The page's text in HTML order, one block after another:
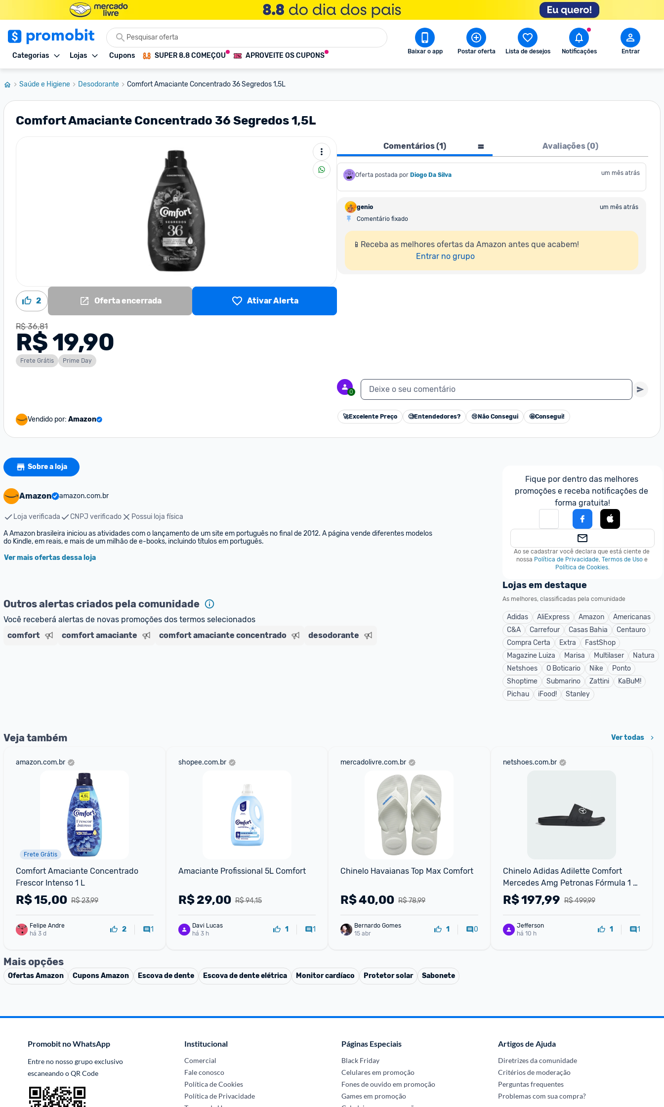
Categorias Lojas Cupons SUPER 8.8 COMEÇOU APROVEITE OS CUPONS Baixar o app Postar oferta Lista de desejos Notificações Entrar
Saúde e Higiene Desodorante Comfort Amaciante Concentrado 36 Segredos 1,5L
Comfort Amaciante Concentrado 36 Segredos 1,5L
2 Oferta encerrada Ativar Alerta
R$ 36,81
R$ 19,90
Frete Grátis Prime Day
Vendido por: Amazon
Comentários (1) Avaliações (0)
Oferta postada por Diogo Da Silva um mês atrás
genio
um mês atrás
Comentário fixado
📱Receba as melhores ofertas da Amazon antes que acabem!
Entrar no grupo
0 Deixe o seu comentário
🚀Excelente Preço 🧐Entendedores? 😢 Não Consegui 🤩Consegui!
Sobre a loja
Amazon amazon.com.br
Loja verificada CNPJ verificado
Possui loja física
A Amazon brasileira iniciou as atividades com o lançamento de um site em português no final de 2012. A página vende diferentes modelos
do Kindle, em reais, e mais de um milhão de e-books, incluindo títulos em português.
Ver mais ofertas dessa loja
Outros alertas criados pela comunidade
Você receberá alertas de novas promoções dos termos selecionados
comfort
comfort amaciante comfort amaciante concentrado desodorante
Fique por dentro das melhores
promoções e receba notificações de
forma gratuita!
Ao se cadastrar você declara que está ciente de
nossa Política de Privacidade, Termos de Uso e
Política de Cookies.
Lojas em destaque
As melhores, classificadas pela comunidade
Adidas AliExpress Amazon
Americanas
C&A
Carrefour Casas Bahia
Centauro
Compra Certa
Extra
FastShop
Magazine Luiza
Marisa Multilaser
Natura
Netshoes
O Boticario Nike
Ponto
Shoptime
Submarino Zattini
KaBuM!
Pichau
iFood! Stanley
Veja também Ver todas
amazon.com.br
Frete Grátis
Comfort Amaciante Concentrado
Frescor Intenso 1 L
R$ 23,99
R$15,00
Felipe Andre
há 3 d
2 1
shopee.com.br
Amaciante Profissional 5L Comfort
R$ 94,15
R$29,00
Davi Lucas
há 3 h
1 1
mercadolivre.com.br
Chinelo Havaianas Top Max Comfort
R$ 78,99
R$40,00
Bernardo Gomes
15 abr
1 0
netshoes.com.br
Chinelo Adidas Adilette Comfort
Mercedes Amg Petronas Fórmula 1
Team Unissex
R$ 499,99
R$197,99
Jefferson
há 10 h
1 1
Mais opções
OfertasAmazon CuponsAmazon Escova de dente Escova de dente elétrica Monitor cardíaco Protetor solar Sabonete
Promobit no WhatsApp
Entre no nosso grupo exclusivo
escaneando o QR Code
Institucional
Comercial
Fale conosco
Política de Cookies
Política de Privacidade
Páginas Especiais
Black Friday
Celulares em promoção
Fones de ouvido em promoção
Games em promoção
Artigos de Ajuda
Diretrizes da comunidade
Critérios de moderação
Perguntas frequentes
Problemas com sua compra?